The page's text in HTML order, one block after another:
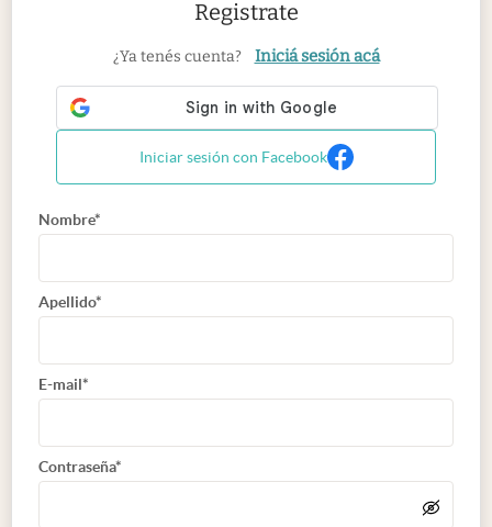
Registrate
¿Ya tenés cuenta? Iniciá sesión acá
Iniciar sesión con Facebook
Nombre*
Apellido*
E-mail*
Contraseña*